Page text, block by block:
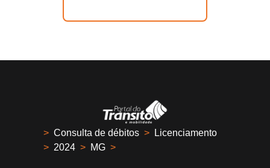
> Consulta de débitos >
Licenciamento
> 2024 > MG >